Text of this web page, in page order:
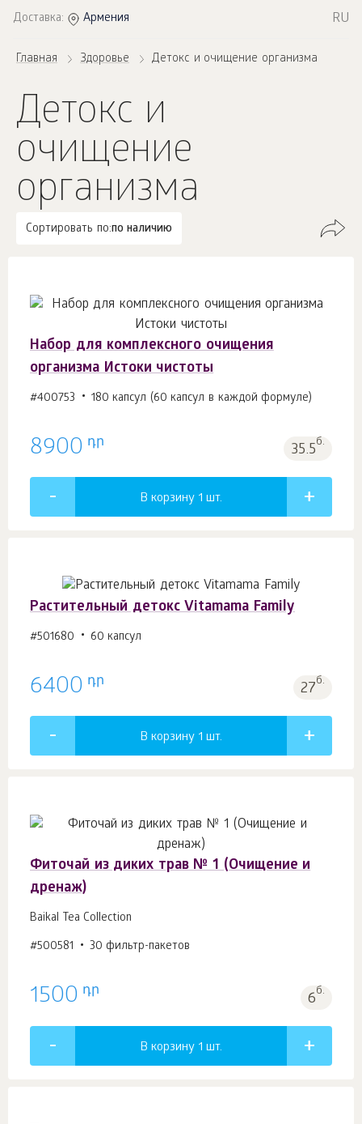
Доставка: Армения RU
Главная Здоровье Детокс и очищение организма
Детокс и
очищение
организма
Сортировать по:по наличию
Набор для комплексного очищения
организма Истоки чистоты
#400753 180 капсул (60 капсул в каждой формуле)
8900 դր 35.5б.
В корзину 1 шт.
Растительный детокс Vitamama Family
#501680 60 капсул
6400 դր 27б.
В корзину 1 шт.
Фиточай из диких трав № 1 (Очищение и
дренаж)
Baikal Tea Collection
#500581 30 фильтр-пакетов
1500 դր 6б.
В корзину 1 шт.